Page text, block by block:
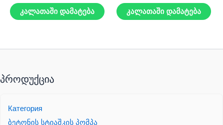
კალათაში დამატება კალათაში დამატება
პროდუქცია
Категория
ბეტონის სტიაშკის პომპა